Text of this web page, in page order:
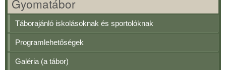
Gyomatábor
Táborajánló iskolásoknak és sportolóknak
Programlehetőségek
Galéria (a tábor)